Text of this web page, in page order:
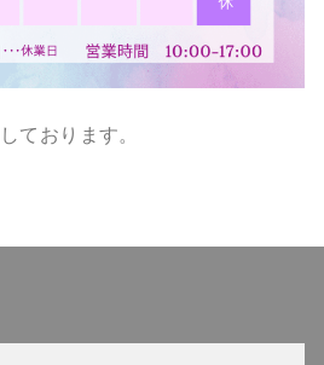
ております。